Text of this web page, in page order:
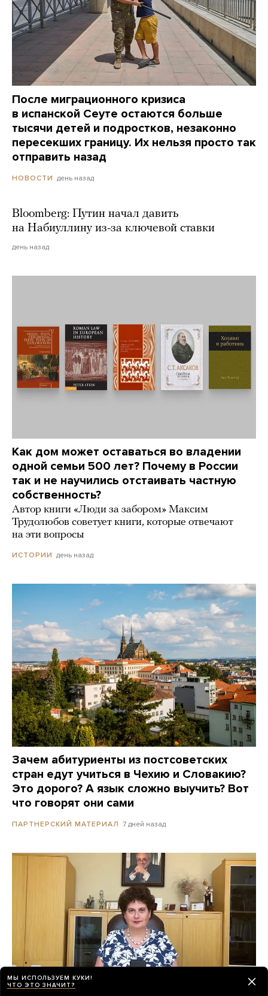
После миграционного кризиса
в испанской Сеуте остаются больше
тысячи детей и подростков, незаконно
пересекших границу. Их нельзя просто так
отправить назад
НОВОСТИ день назад
Bloomberg: Путин начал давить
на Набиуллину из-за ключевой ставки
день назад
Как дом может оставаться во владении
одной семьи 500 лет? Почему в России
так и не научились отстаивать частную
собственность?
Автор книги «Люди за забором» Максим
Трудолюбов советует книги, которые отвечают
на эти вопросы
ИСТОРИИ день назад
Зачем абитуриенты из постсоветских
стран едут учиться в Чехию и Словакию?
Это дорого? А язык сложно выучить? Вот
что говорят они сами
ПАРТНЕРСКИЙ МАТЕРИАЛ 7 дней назад
МЫ ИСПОЛЬЗУЕМ КУКИ!
ЧТО ЭТО ЗНАЧИТ?